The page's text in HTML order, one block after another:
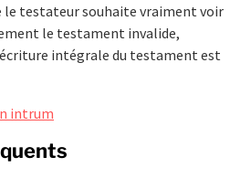
le testateur souhaite vraiment voir
le testament invalide,
intégrale du testament est
intrum